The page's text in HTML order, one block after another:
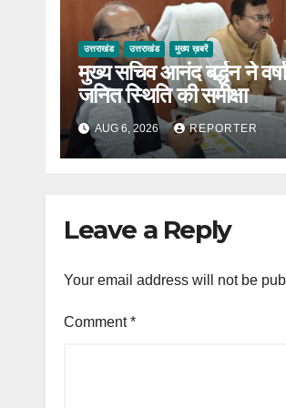
उत्तराखंड उत्तराखंड मुख्य ख़बरें
मुख्य सचिव आनंद बर्द्धन ने वर्षा
जनित स्थिति की समीक्षा
AUG 6, 2026 REPORTER
Leave a Reply
Your email address will not be
Comment*